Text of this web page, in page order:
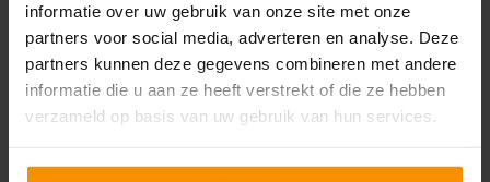
informatie over uw gebruik van onze site met onze
partners voor social media, adverteren en analyse. Deze
partners kunnen deze gegevens combineren met andere
informatie die u aan ze heeft verstrekt of die ze hebben
verzameld op basis van uw gebruik van hun services.
Extra controles op bpm-
aangiftes bij gebruikte
voertuigen
Doe je binnenkort bpm-aangifte voor een gebruikt